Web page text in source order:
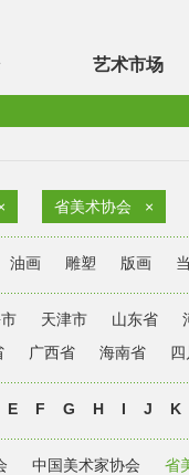
艺术市场
省美术协会 ×
油画 雕塑 版画
市 天津市 山东省
广西省 海南省
E F G H I J K
中国美术家协会 省